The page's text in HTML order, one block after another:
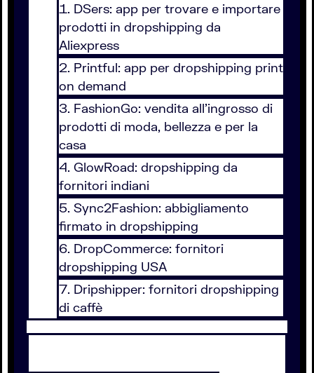
DSers: app per trovare e importare
prodotti in dropshipping da
Aliexpress
Printful: app per dropshipping print
on demand
FashionGo: vendita all'ingrosso di
prodotti di moda, bellezza e per la
casa
GlowRoad: dropshipping da
fornitori indiani
Sync2Fashion: abbigliamento
firmato in dropshipping
DropCommerce: fornitori
dropshipping USA
Dripshipper: fornitori dropshipping
di caffè